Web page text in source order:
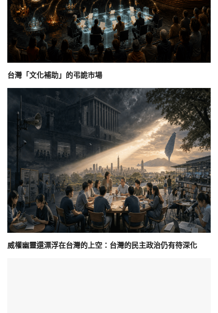
台灣「文化補助」的弔詭市場
威權幽靈還漂浮在台灣的上空：台灣的民主政治仍有待深化